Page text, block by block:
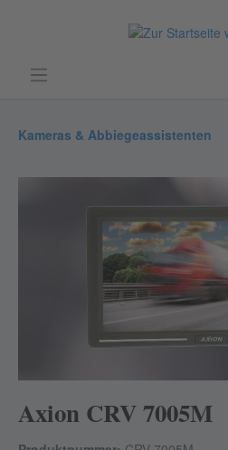
Kameras & Abbiegeassistenten
Axion CRV 7005M